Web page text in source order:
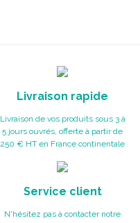
Livraison rapide
Livraison de vos produits sous 3 à
5 jours ouvrés, offerte à partir de
250 € HT en France continentale
Service client
N'hésitez pas à contacter notre